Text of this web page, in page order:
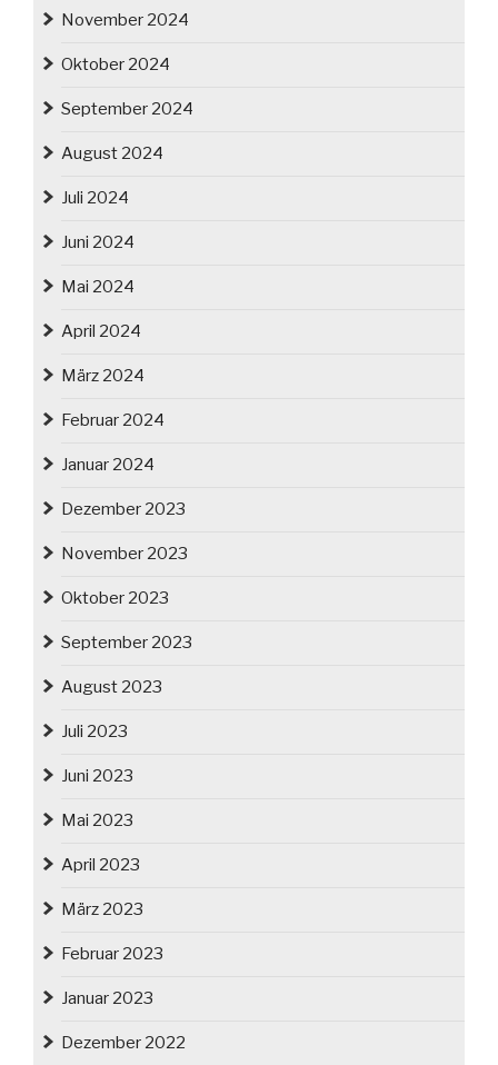
November 2024
Oktober 2024
September 2024
August 2024
Juli 2024
Juni 2024
Mai 2024
April 2024
März 2024
Februar 2024
Januar 2024
Dezember 2023
November 2023
Oktober 2023
September 2023
August 2023
Juli 2023
Juni 2023
Mai 2023
April 2023
März 2023
Februar 2023
Januar 2023
Dezember 2022